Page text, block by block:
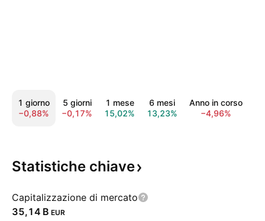
1 giorno
−0,88%
5 giorni
−0,17%
1 mese
15,02%
6 mesi
13,23%
Anno in corso
−4,96%
Statistiche chiave
Capitalizzazione di mercato
‪35,14 B‬ EUR